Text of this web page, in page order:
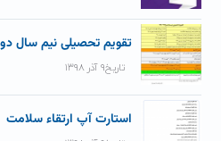
تقویم تحصیلی نیم سال دوم
تاریخ۹ آذر ۱۳۹۸
استارت آپ ارتقاء سلامت